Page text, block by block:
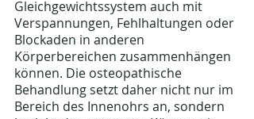
Gleichgewichtssystem auch mit
Verspannungen, Fehlhaltungen oder
Blockaden in anderen
Körperbereichen zusammenhängen
können. Die osteopathische
Behandlung setzt daher nicht nur im
Bereich des Innenohrs an, sondern